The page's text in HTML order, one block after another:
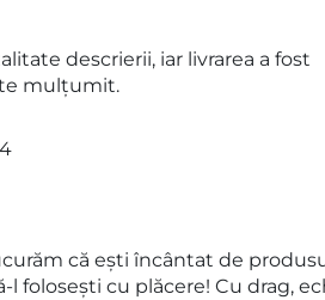
descrierii, iar livrarea a fost
mulțumit.
că ești încântat de
l folosești cu plăcere! Cu drag,